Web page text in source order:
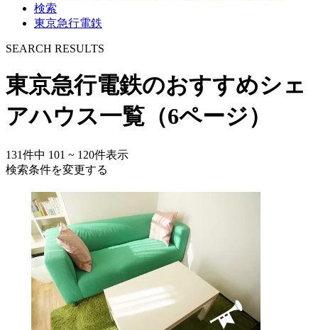
検索
東京急行電鉄
SEARCH RESULTS
東京急行電鉄のおすすめシェ
アハウス一覧（6ページ）
131件中 101 ~ 120件表示
検索条件を変更する